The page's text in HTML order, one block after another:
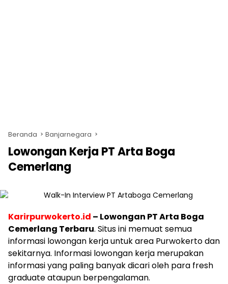
Beranda Banjarnegara
Lowongan Kerja PT Arta Boga
Cemerlang
Karirpurwokerto.id – Lowongan PT Arta Boga
Cemerlang Terbaru. Situs ini memuat semua
informasi lowongan kerja untuk area Purwokerto dan
sekitarnya. Informasi lowongan kerja merupakan
informasi yang paling banyak dicari oleh para fresh
graduate ataupun berpengalaman.